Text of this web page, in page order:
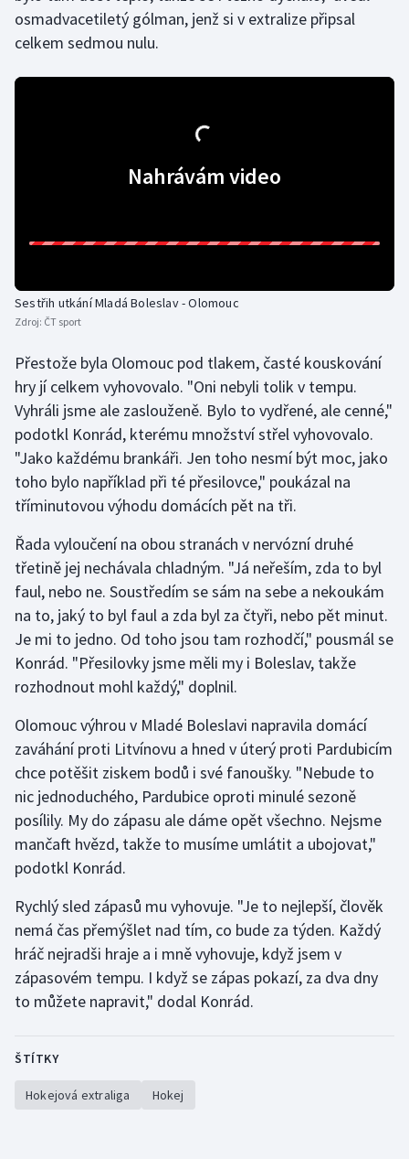
Lezení
Lyže a snowboard
Plavání
Ragby
Rychlobruslení
Rychlostní kanoistika
Sportovní střelba
Stolní tenis
Triatlon
Veslování
Vodní slalom
Volejbal
Ostatní
osmadvacetiletý gólman, jenž si v extralize připsal
celkem sedmou nulu.
Nahrávám video
Sestřih utkání Mladá Boleslav - Olomouc
Zdroj: ČT sport
Přestože byla Olomouc pod tlakem, časté kouskování
hry jí celkem vyhovovalo. "Oni nebyli tolik v tempu.
Vyhráli jsme ale zaslouženě. Bylo to vydřené, ale cenné,"
podotkl Konrád, kterému množství střel vyhovovalo.
"Jako každému brankáři. Jen toho nesmí být moc, jako
toho bylo například při té přesilovce," poukázal na
tříminutovou výhodu domácích pět na tři.
Řada vyloučení na obou stranách v nervózní druhé
třetině jej nechávala chladným. "Já neřeším, zda to byl
faul, nebo ne. Soustředím se sám na sebe a nekoukám
na to, jaký to byl faul a zda byl za čtyři, nebo pět minut.
Je mi to jedno. Od toho jsou tam rozhodčí," pousmál se
Konrád. "Přesilovky jsme měli my i Boleslav, takže
rozhodnout mohl každý," doplnil.
Olomouc výhrou v Mladé Boleslavi napravila domácí
zaváhání proti Litvínovu a hned v úterý proti Pardubicím
chce potěšit ziskem bodů i své fanoušky. "Nebude to
nic jednoduchého, Pardubice oproti minulé sezoně
posílily. My do zápasu ale dáme opět všechno. Nejsme
mančaft hvězd, takže to musíme umlátit a ubojovat,"
podotkl Konrád.
Rychlý sled zápasů mu vyhovuje. "Je to nejlepší, člověk
nemá čas přemýšlet nad tím, co bude za týden. Každý
hráč nejradši hraje a i mně vyhovuje, když jsem v
zápasovém tempu. I když se zápas pokazí, za dva dny
to můžete napravit," dodal Konrád.
ŠTÍTKY
Hokejová extraliga Hokej